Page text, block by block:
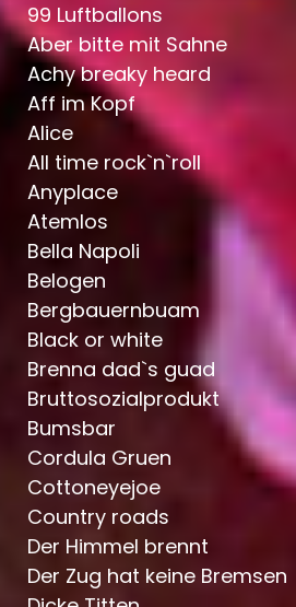
99 Luftballons
Aber bitte mit Sahne
Achy breaky heard
Aff im Kopf
Alice
All time rock`n`roll
Anyplace
Atemlos
Bella Napoli
Belogen
Bergbauernbuam
Black or white
Brenna dad`s guad
Bruttosozialprodukt
Bumsbar
Cordula Gruen
Cottoneyejoe
Country roads
Der Himmel brennt
Der Zug hat keine Bremsen